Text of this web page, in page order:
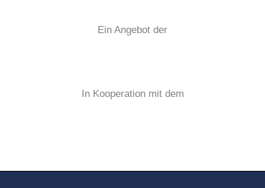
Ein Angebot der
In Kooperation mit dem